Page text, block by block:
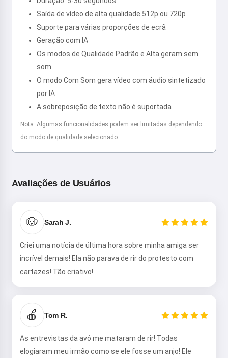
Saída de vídeo de alta qualidade 512p ou 720p
Suporte para várias proporções de ecrã
Geração com IA
Os modos de Qualidade Padrão e Alta geram sem
som
O modo Com Som gera vídeo com áudio sintetizado
por IA
A sobreposição de texto não é suportada
Nota: Algumas funcionalidades podem ser limitadas dependendo
do modo de qualidade selecionado.
Avaliações de Usuários
🐶 Sarah J.
Criei uma notícia de última hora sobre minha amiga ser
incrível demais! Ela não parava de rir do protesto com
cartazes! Tão criativo!
🍎 Tom R.
As entrevistas da avó me mataram de rir! Todas
elogiaram meu irmão como se ele fosse um anjo! Ele